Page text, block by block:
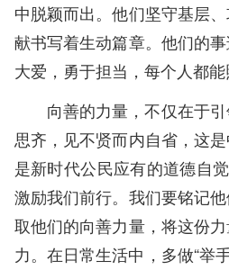
中脱颖而出。他们坚守基层
献书写着生动篇章。他们的
大爱，勇于担当，每个人都能
向善的力量，不仅在于
思齐，见不贤而内自省，这
是新时代公民应有的道德自
激励我们前行。我们要铭记
取他们的向善力量，将这份
力。在日常生活中，多做“举